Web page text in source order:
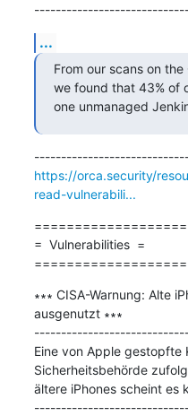
...
From our scans on
we found that 43% of
one unmanaged
https://orca.security/
read-vulnerabili...
=  Vulnerabilities  =
∗∗∗ CISA-Warnung: Alte
ausgenutzt ∗∗∗
Eine von Apple gestopfte
Sicherheitsbehörde
ältere iPhones scheint es